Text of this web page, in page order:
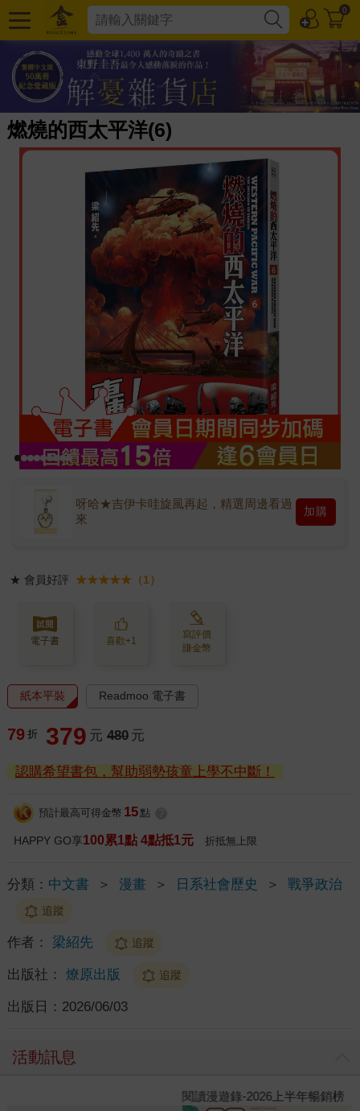
0
燃燒的西太平洋(6)
呀哈★吉伊卡哇旋風再起，精選周邊看過
來
加購
★ 會員好評 ★★★★★（1）
電子書 喜歡+1
寫評價
賺金幣
紙本平裝 Readmoo 電子書
79 折 379 元 480 元
認購希望書包，幫助弱勢孩童上學不中斷！
預計最高可得金幣 15 點
HAPPY GO享100累1點 4點抵1元 折抵無上限
分類： 中文書 ＞ 漫畫 ＞ 日系社會歷史 ＞ 戰爭政治
追蹤
作者： 梁紹先 追蹤
出版社： 燎原出版 追蹤
出版日： 2026/06/03
活動訊息